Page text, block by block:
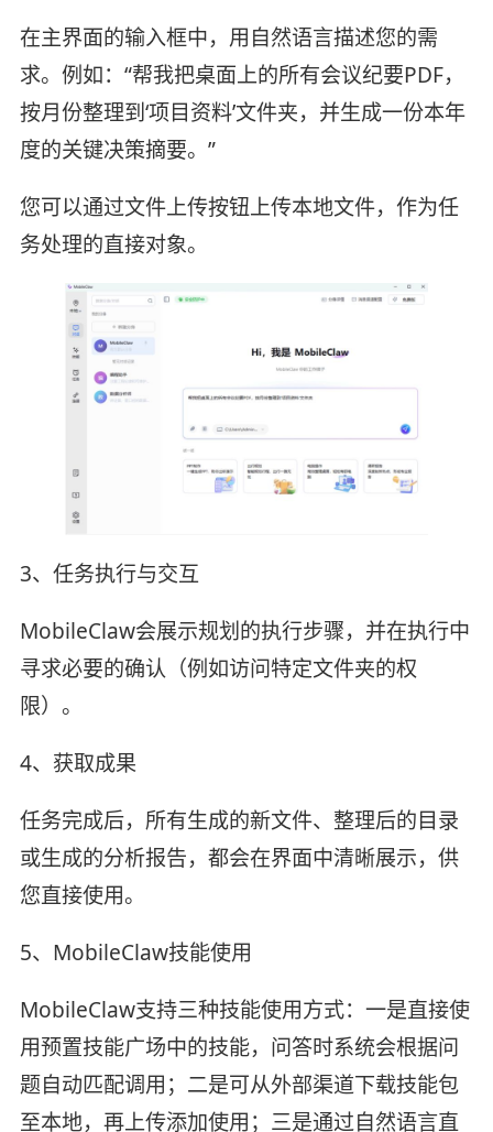
在主界面的输入框中，用自然语言描述您的需
求。例如：“帮我把桌面上的所有会议纪要PDF，
按月份整理到‘项目资料’文件夹，并生成一份本年
度的关键决策摘要。”
您可以通过文件上传按钮上传本地文件，作为任
务处理的直接对象。
3、任务执行与交互
MobileClaw会展示规划的执行步骤，并在执行中
寻求必要的确认（例如访问特定文件夹的权
限）。
4、获取成果
任务完成后，所有生成的新文件、整理后的目录
或生成的分析报告，都会在界面中清晰展示，供
您直接使用。
5、MobileClaw技能使用
MobileClaw支持三种技能使用方式：一是直接使
用预置技能广场中的技能，问答时系统会根据问
题自动匹配调用；二是可从外部渠道下载技能包
至本地，再上传添加使用；三是通过自然语言直